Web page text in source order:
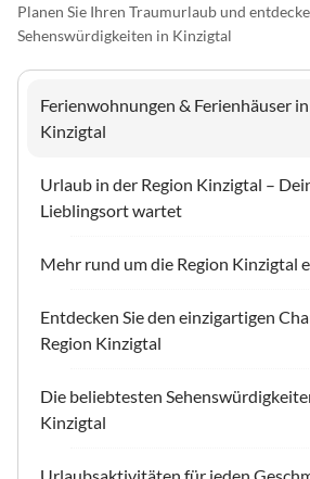
Planen Sie Ihren Traumurlaub und
Sehenswürdigkeiten in Kinzigtal
Ferienwohnungen & Ferienhäuser
Kinzigtal
Urlaub in der Region Kinzigtal –
Lieblingsort wartet
Mehr rund um die Region Kinzigtal
Entdecken Sie den einzigartigen
Region Kinzigtal
Die beliebtesten
Kinzigtal